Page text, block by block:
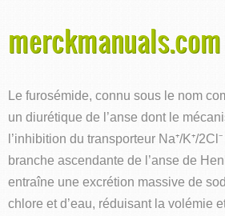
Le furosémide, connu sous le nom
un diurétique de l’anse dont le
l’inhibition du transporteur Na⁺/K⁺/
branche ascendante de l’anse de
entraîne une excrétion massive de
chlore et d’eau, réduisant la volémie